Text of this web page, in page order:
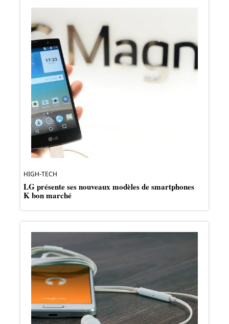
HIGH-TECH
LG présente ses nouveaux modèles de smartphones
K bon marché